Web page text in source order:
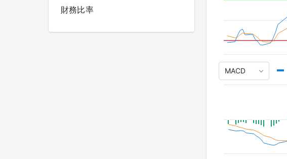
財務比率